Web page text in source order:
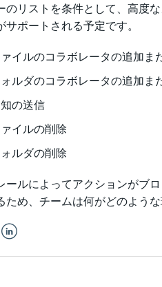
のリストを条件として、 高度
サポートされる予定です。
イルのコラボレータの追加ま
ルダのコラボレータの追加ま
の送信
イルの削除
ルダの削除
ールによってアクションがブ
ため、チームは何がどのよう